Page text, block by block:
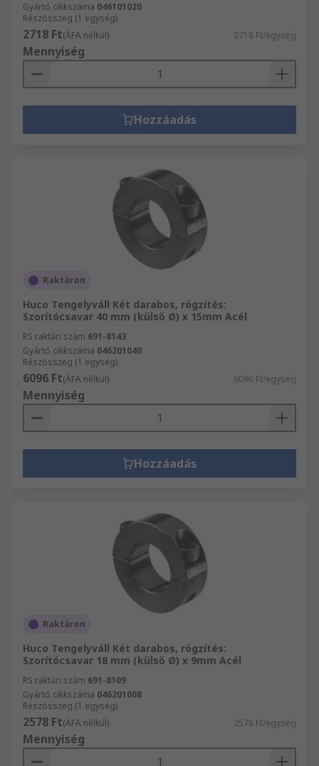
Gyártó cikkszáma 046101020
Részösszeg (1 egység)
2718 Ft(ÁFA nélkül) 2718 Ft/egység
Mennyiség
Hozzáadás
Raktáron
Huco Tengelyváll Két darabos, rögzítés:
Szorítócsavar 40 mm (külső Ø) x 15mm Acél
RS raktári szám 691-8143
Gyártó cikkszáma 046201040
Részösszeg (1 egység)
6096 Ft(ÁFA nélkül) 6096 Ft/egység
Mennyiség
Hozzáadás
Raktáron
Huco Tengelyváll Két darabos, rögzítés:
Szorítócsavar 18 mm (külső Ø) x 9mm Acél
RS raktári szám 691-8109
Gyártó cikkszáma 046201008
Részösszeg (1 egység)
2578 Ft(ÁFA nélkül) 2578 Ft/egység
Mennyiség